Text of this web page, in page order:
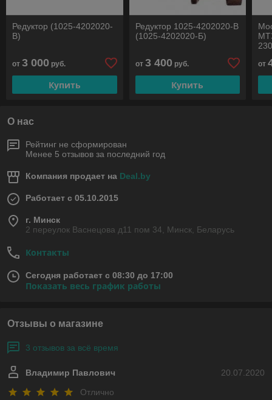
Редуктор (1025-4202020-
В)
от 3 000 руб.
Купить
Редуктор 1025-4202020-В
(1025-4202020-Б)
от 3 400 руб.
Купить
от
О нас
Рейтинг не сформирован
Менее 5 отзывов за последний год
Компания продает на Deal.by
Работает с 05.10.2015
г. Минск
2 переулок Васнецова д11 пом 34, Минск, Беларусь
Контакты
Сегодня работает с 08:30 до 17:00
Показать весь график работы
Отзывы о магазине
3 отзывов за всё время
20.07.2020
Владимир Павлович
Отлично